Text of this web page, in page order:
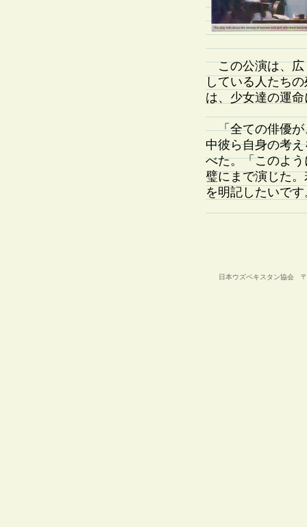
この公演は、広
している人たち
は、少女達の運
「全ての俳優が
中彼ら自身の考
べた。「このよ
璧にまで演じた
を明記したいで
日本ウズベキスタン協会